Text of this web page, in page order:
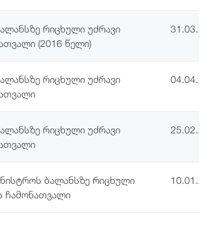
რიცხული უძრავი
(2016 წელი)
რიცხული უძრავი
რიცხული უძრავი
ბალანსზე რიცხული
ჩამონათვალი